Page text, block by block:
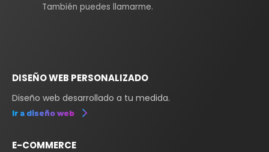
También puedes llamarme.
DISEÑO WEB PERSONALIZADO
Diseño web desarrollado a tu medida.
Ir a diseño web
E-COMMERCE